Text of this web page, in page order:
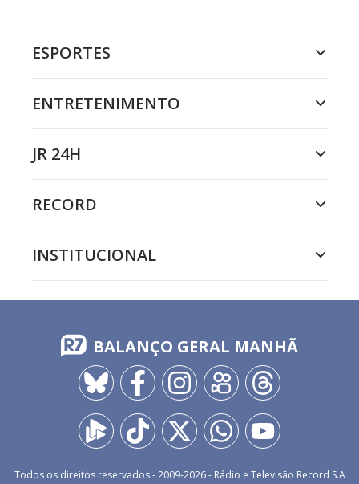
ESPORTES
ENTRETENIMENTO
JR 24H
RECORD
INSTITUCIONAL
BALANÇO GERAL MANHÃ
Todos os direitos reservados - 2009-2026- Rádio e Televisão Record S.A